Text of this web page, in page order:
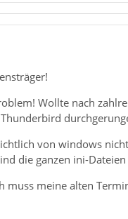
Wollte nach
von windows
die ganzen ini-
muss meine alten